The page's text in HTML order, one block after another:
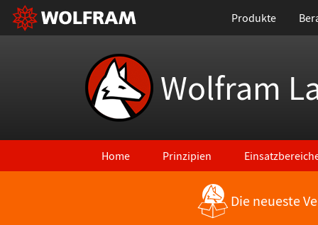
Produkte
Wolfram
Home Prinzipien
Die neueste